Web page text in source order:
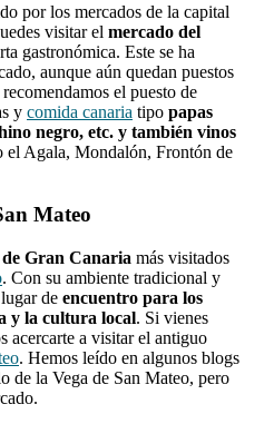
por los mercados de la capital
visitar el mercado del
gastronómica. Este se ha
aunque aún quedan puestos
el puesto de
y comida canaria tipo papas
negro, etc. y también vinos
el Agala, Mondalón, Frontón de
Mateo
de Gran Canaria más visitados
. Con su ambiente tradicional y
de encuentro para los
y la cultura local. Si vienes
acercarte a visitar el antiguo
. Hemos leído en algunos blogs
de la Vega de San Mateo, pero